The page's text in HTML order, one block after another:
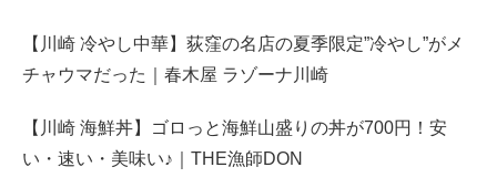
【川崎 冷やし中華】荻窪の名店の夏季限定”冷やし”がメ
チャウマだった｜春木屋 ラゾーナ川崎
【川崎 海鮮丼】ゴロっと海鮮山盛りの丼が700円！安
い・速い・美味い♪｜THE漁師DON